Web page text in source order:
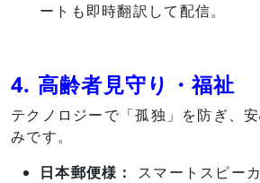
ートも即時翻訳して配信。
4. 高齢者見守り・福祉
テクノロジーで「孤独」を防ぎ、
みです。
日本郵便様： スマートスピー